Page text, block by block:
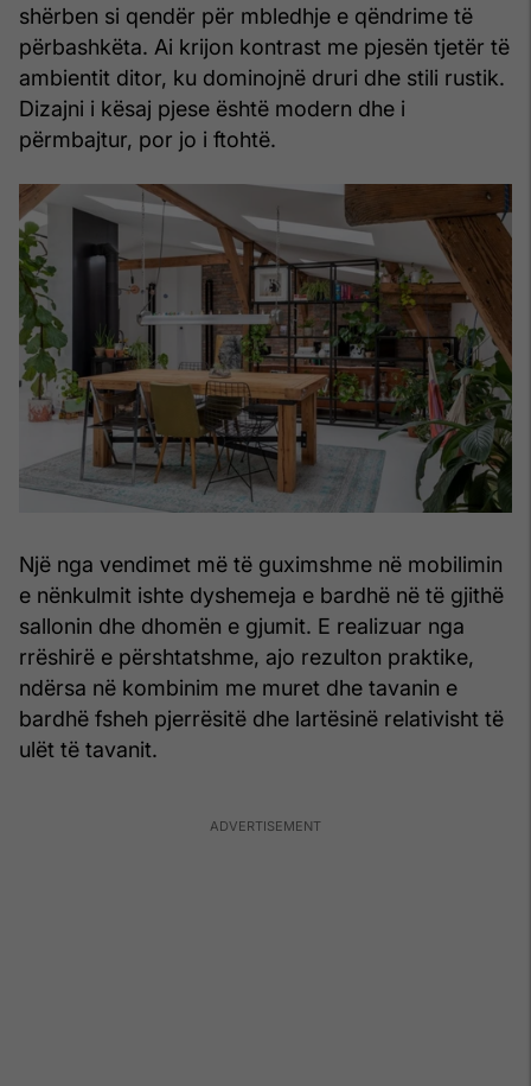
shërben si qendër për mbledhje e qëndrime të
përbashkëta. Ai krijon kontrast me pjesën tjetër të
ambientit ditor, ku dominojnë druri dhe stili rustik.
Dizajni i kësaj pjese është modern dhe i
përmbajtur, por jo i ftohtë.
Një nga vendimet më të guximshme në mobilimin
e nënkulmit ishte dyshemeja e bardhë në të gjithë
sallonin dhe dhomën e gjumit. E realizuar nga
rrëshirë e përshtatshme, ajo rezulton praktike,
ndërsa në kombinim me muret dhe tavanin e
bardhë fsheh pjerrësitë dhe lartësinë relativisht të
ulët të tavanit.